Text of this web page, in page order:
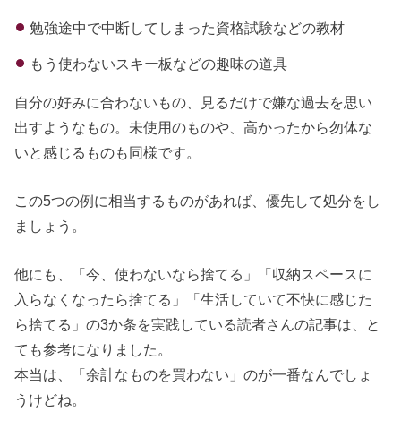
勉強途中で中断してしまった資格試験などの教材
もう使わないスキー板などの趣味の道具
自分の好みに合わないもの、見るだけで嫌な過去を思い
出すようなもの。未使用のものや、高かったから勿体な
いと感じるものも同様です。
この5つの例に相当するものがあれば、優先して処分をし
ましょう。
他にも、「今、使わないなら捨てる」「収納スペースに
入らなくなったら捨てる」「生活していて不快に感じた
ら捨てる」の3か条を実践している読者さんの記事は、と
ても参考になりました。
本当は、「余計なものを買わない」のが一番なんでしょ
うけどね。